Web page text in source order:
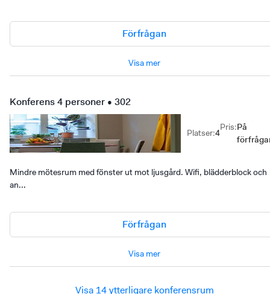
Förfrågan
Visa mer
Konferens 4 personer • 302
Platser:4
Pris:På
Mindre mötesrum med fönster ut mot ljusgård. Wifi, blädderblock och
an...
Förfrågan
Visa mer
Visa 14 ytterligare konferensrum